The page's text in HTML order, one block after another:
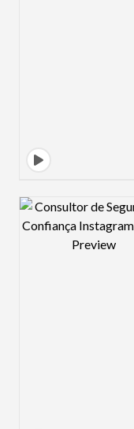
Design